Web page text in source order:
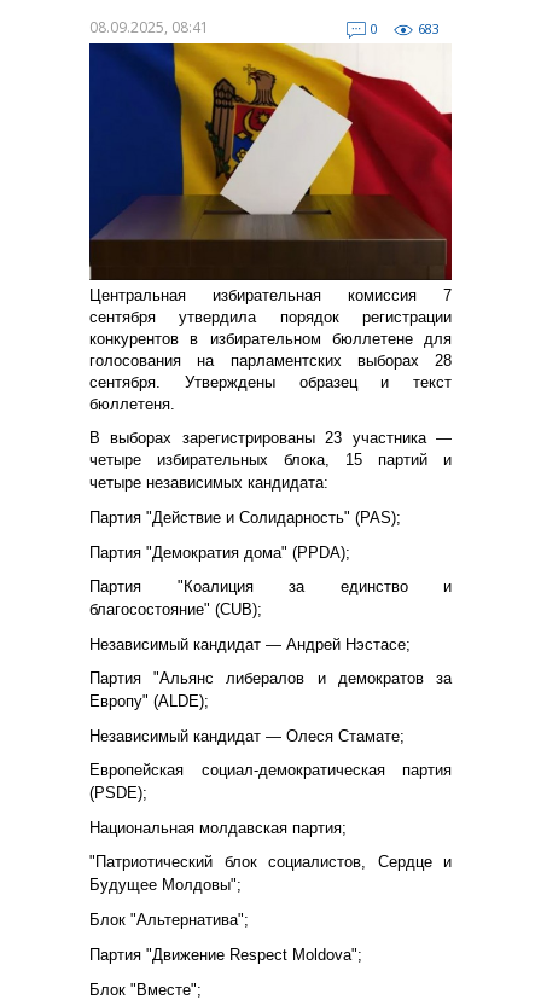
08.09.2025, 08:41 0 683
Центральная избирательная комиссия 7
сентября утвердила порядок регистрации
конкурентов в избирательном бюллетене для
голосования на парламентских выборах 28
сентября. Утверждены образец и текст
бюллетеня.
В выборах зарегистрированы 23 участника —
четыре избирательных блока, 15 партий и
четыре независимых кандидата:
Партия "Действие и Солидарность" (PAS);
Партия "Демократия дома" (PPDA);
Партия "Коалиция за единство и
благосостояние" (CUB);
Независимый кандидат — Андрей Нэстасе;
Партия "Альянс либералов и демократов за
Европу" (ALDE);
Независимый кандидат — Олеся Стамате;
Европейская социал-демократическая партия
(PSDE);
Национальная молдавская партия;
"Патриотический блок социалистов, Сердце и
Будущее Молдовы";
Блок "Альтернатива";
Партия "Движение Respect Moldova";
Блок "Вместе";